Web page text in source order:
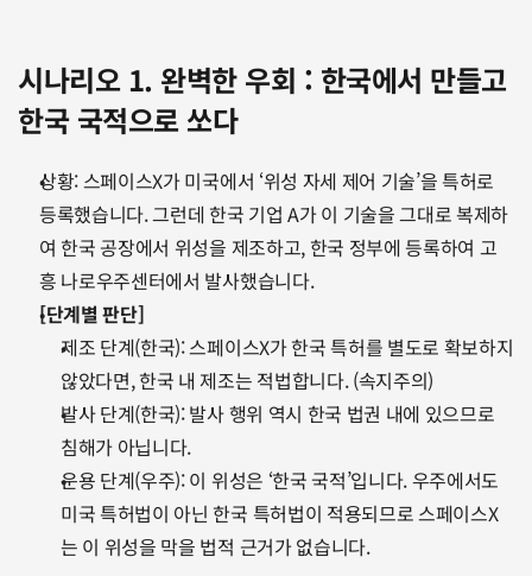
시나리오 1. 완벽한 우회 : 한국에서 만들고
한국 국적으로 쏘다
상황: 스페이스X가 미국에서 ‘위성 자세 제어 기술’을 특허로
등록했습니다. 그런데 한국 기업 A가 이 기술을 그대로 복제하
여 한국 공장에서 위성을 제조하고, 한국 정부에 등록하여 고
흥 나로우주센터에서 발사했습니다.
[단계별 판단]
제조 단계(한국): 스페이스X가 한국 특허를 별도로 확보하지
않았다면, 한국 내 제조는 적법합니다. (속지주의)
발사 단계(한국): 발사 행위 역시 한국 법권 내에 있으므로
침해가 아닙니다.
운용 단계(우주): 이 위성은 ‘한국 국적’입니다. 우주에서도
미국 특허법이 아닌 한국 특허법이 적용되므로 스페이스X
는 이 위성을 막을 법적 근거가 없습니다.